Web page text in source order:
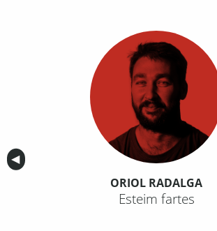
Anterior
◀︎
ORIOL RADALGA
Esteim fartes